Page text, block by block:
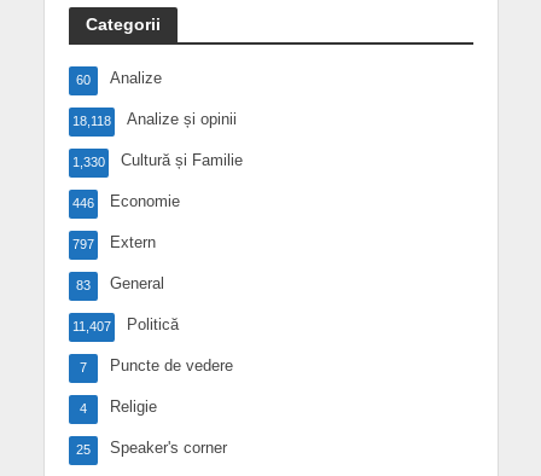
Categorii
Analize
60
Analize și opinii
18,118
Cultură și Familie
1,330
Economie
446
Extern
797
General
83
Politică
11,407
Puncte de vedere
7
Religie
4
Speaker's corner
25